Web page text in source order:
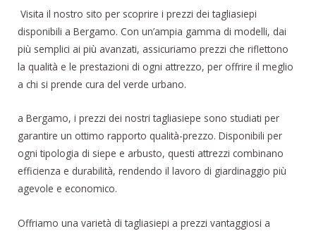
Visita il nostro sito per scoprire i prezzi dei tagliasiepi
disponibili a Bergamo. Con un’ampia gamma di modelli, dai
più semplici ai più avanzati, assicuriamo prezzi che riflettono
la qualità e le prestazioni di ogni attrezzo, per offrire il meglio
a chi si prende cura del verde urbano.
a Bergamo, i prezzi dei nostri tagliasiepe sono studiati per
garantire un ottimo rapporto qualità-prezzo. Disponibili per
ogni tipologia di siepe e arbusto, questi attrezzi combinano
efficienza e durabilità, rendendo il lavoro di giardinaggio più
agevole e economico.
Offriamo una varietà di tagliasiepi a prezzi vantaggiosi a